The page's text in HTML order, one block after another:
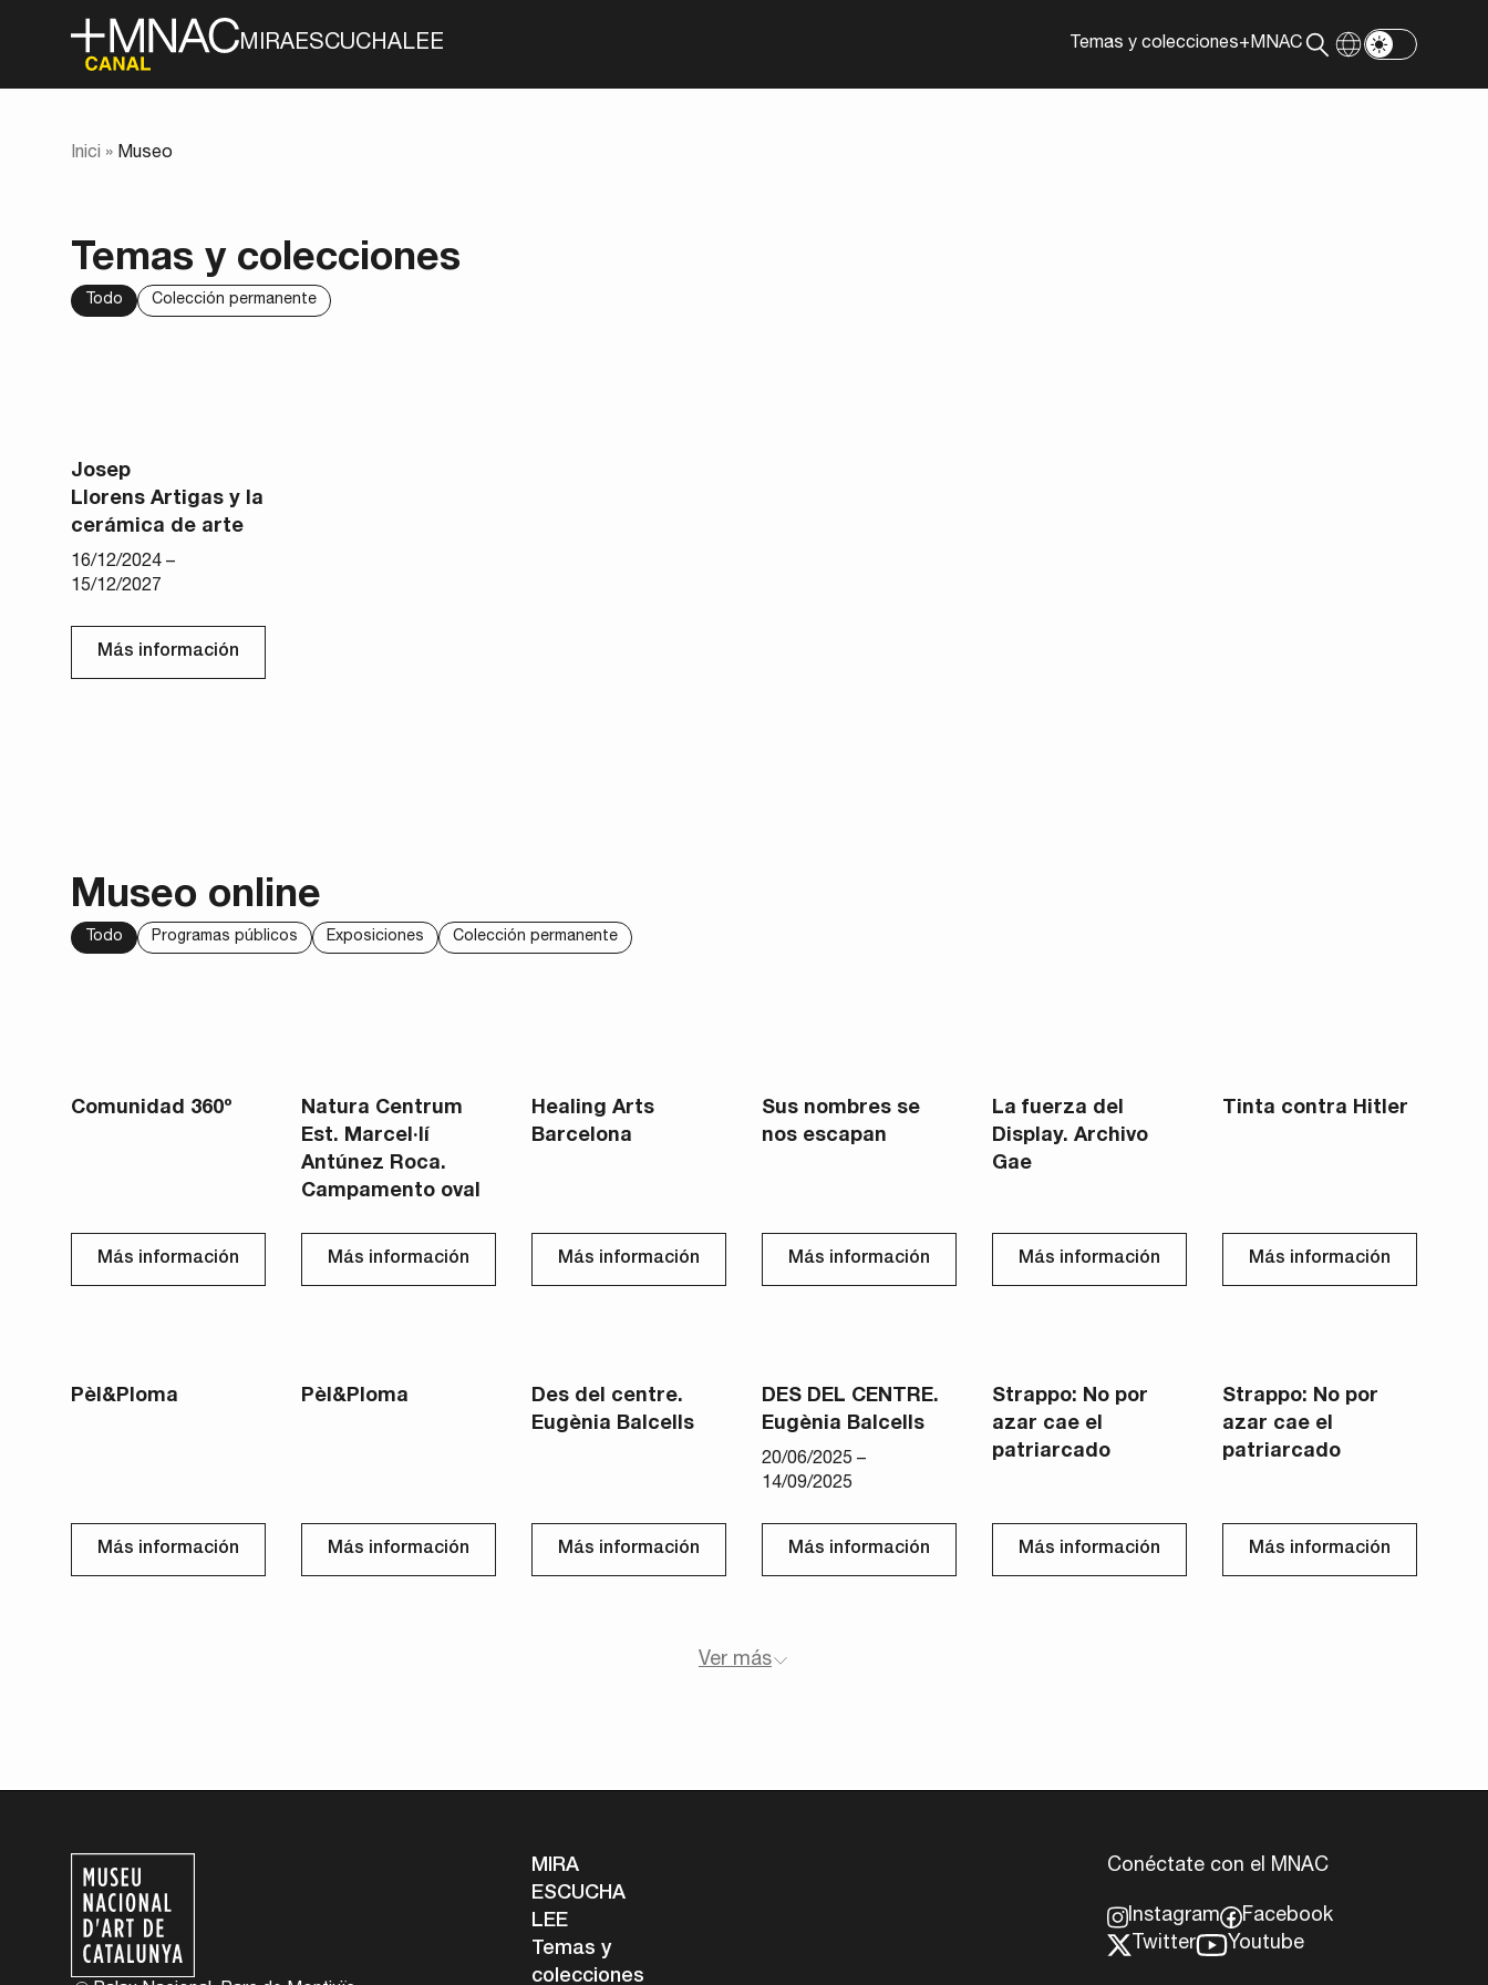
MIRAESCUCHALEE Temas y colecciones+MNAC
Inici » Museo
Temas y colecciones
Todo Colección permanente
Josep
Llorens Artigas y la
cerámica de arte
16/12/2024 –
15/12/2027
Más información
Museo online
Todo Programas públicos Exposiciones Colección permanente
Comunidad 360º
Más información
Natura Centrum
Est. Marcel·lí
Antúnez Roca.
Campamento oval
Más información
Healing Arts
Barcelona
Más información
Sus nombres se
nos escapan
Más información
La fuerza del
Display. Archivo
Gae
Más información
Tinta contra Hitler
Más información
Pèl&Ploma
Más información
Pèl&Ploma
Más información
Des del centre.
Eugènia Balcells
Más información
DES DEL CENTRE.
Eugènia Balcells
20/06/2025 –
14/09/2025
Más información
Strappo: No por
azar cae el
patriarcado
Más información
Strappo: No por
azar cae el
patriarcado
Más información
Ver más
MIRA
ESCUCHA
LEE
Temas y
colecciones
Conéctate con el MNAC
Instagram
Facebook
Twitter
Youtube